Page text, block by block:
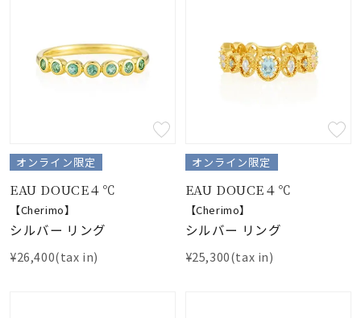
オンライン限定
EAU DOUCE４℃
【Cherimo】
シルバー リング
¥26,400(tax in)
オンライン限定
EAU DOUCE４℃
【Cherimo】
シルバー リング
¥25,300(tax in)